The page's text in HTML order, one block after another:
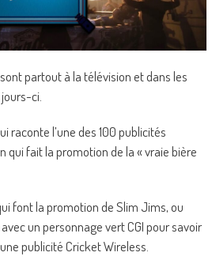
partout à la télévision et dans les
ci.
raconte l’une des 100 publicités
qui fait la promotion de la « vraie bière
font la promotion de Slim Jims, ou
un personnage vert CGI pour savoir
publicité Cricket Wireless.